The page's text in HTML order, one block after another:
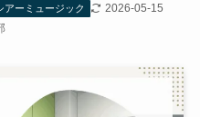
アーミュージック
2026-05-15